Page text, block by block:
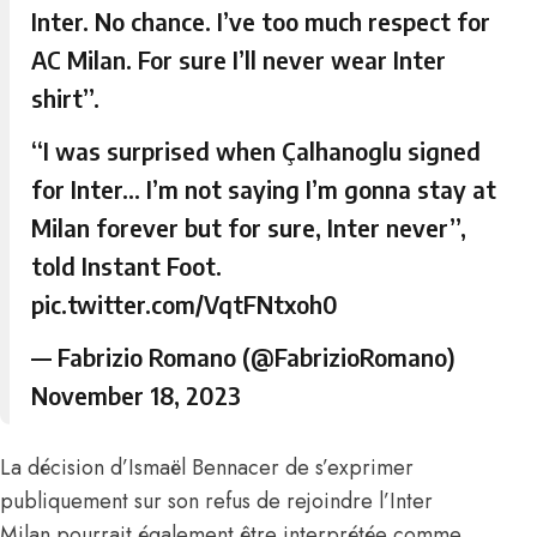
Inter. No chance. I’ve too much respect for
AC Milan. For sure I’ll never wear Inter
shirt”.
“I was surprised when Çalhanoglu signed
for Inter… I’m not saying I’m gonna stay at
Milan forever but for sure, Inter never”,
told Instant Foot.
pic.twitter.com/VqtFNtxoh0
— Fabrizio Romano (@FabrizioRomano)
November 18, 2023
La décision d’Ismaël Bennacerde s’exprimer
publiquement sur son refus de rejoindre l’Inter